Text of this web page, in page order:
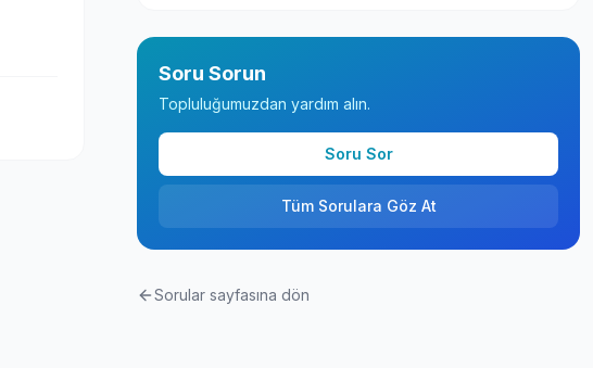
Soru Sorun
Topluluğumuzdan yardım alın.
Soru Sor
Tüm Sorulara Göz At
Sorular sayfasına dön